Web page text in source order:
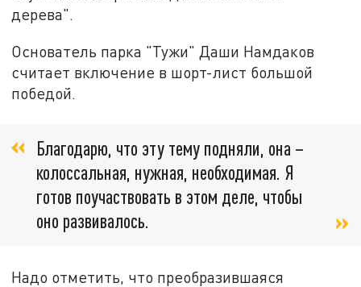
дерева".
Основатель парка "Тужи" Даши Намдаков
считает включение в шорт-лист большой
победой.
Благодарю, что эту тему подняли, она –
колоссальная, нужная, необходимая. Я
готов поучаствовать в этом деле, чтобы
оно развивалось.
Надо отметить, что преобразившаяся